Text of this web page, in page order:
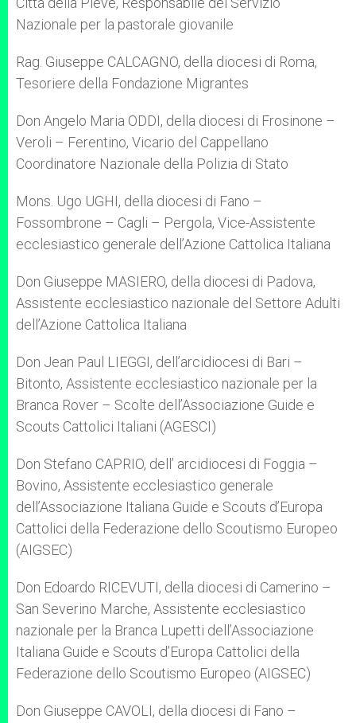
Nazionale per la pastorale giovanile
Rag. Giuseppe CALCAGNO, della diocesi di Roma,
Tesoriere della Fondazione Migrantes
Don Angelo Maria ODDI, della diocesi di Frosinone –
Veroli – Ferentino, Vicario del Cappellano
Coordinatore Nazionale della Polizia di Stato
Mons. Ugo UGHI, della diocesi di Fano –
Fossombrone – Cagli – Pergola, Vice-Assistente
ecclesiastico generale dell’Azione Cattolica Italiana
Don Giuseppe MASIERO, della diocesi di Padova,
Assistente ecclesiastico nazionale del Settore Adulti
dell’Azione Cattolica Italiana
Don Jean Paul LIEGGI, dell’arcidiocesi di Bari –
Bitonto, Assistente ecclesiastico nazionale per la
Branca Rover – Scolte dell’Associazione Guide e
Scouts Cattolici Italiani (AGESCI)
Don Stefano CAPRIO, dell’ arcidiocesi di Foggia –
Bovino, Assistente ecclesiastico generale
dell’Associazione Italiana Guide e Scouts d’Europa
Cattolici della Federazione dello Scoutismo Europeo
(AIGSEC)
Don Edoardo RICEVUTI, della diocesi di Camerino –
San Severino Marche, Assistente ecclesiastico
nazionale per la Branca Lupetti dell’Associazione
Italiana Guide e Scouts d’Europa Cattolici della
Federazione dello Scoutismo Europeo (AIGSEC)
Don Giuseppe CAVOLI, della diocesi di Fano –